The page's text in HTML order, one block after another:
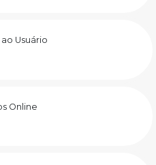
Usuário
Online